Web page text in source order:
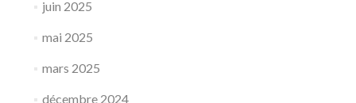
juin 2025
mai 2025
mars 2025
décembre 2024